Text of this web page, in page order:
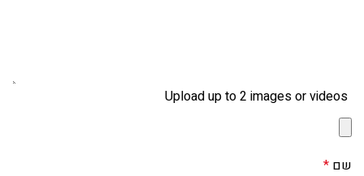
Upload up to 2 images or videos
שם *